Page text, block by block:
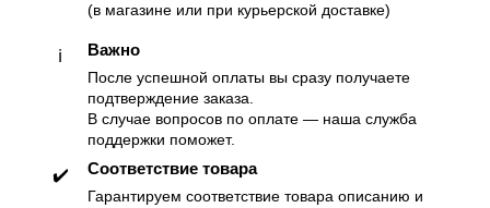
(в магазине или при курьерской доставке)
ℹ️ Важно
После успешной оплаты вы сразу получаете
подтверждение заказа.
В случае вопросов по оплате — наша служба
поддержки поможет.
✔️ Соответствие товара
Гарантируем соответствие товара описанию и